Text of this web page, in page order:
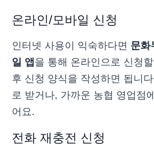
온라인/모바일 신청
인터넷 사용이 익숙하다면 문화
일 앱 을 통해 온라인으로 신청
후 신청 양식을 작성하면 됩니
로 받거나, 가까운 농협 영업점
어요.
전화 재충전 신청